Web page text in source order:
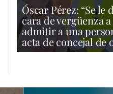
Óscar Pérez: “Se le
cara de vergüenza
admitir a una
acta de concejal de